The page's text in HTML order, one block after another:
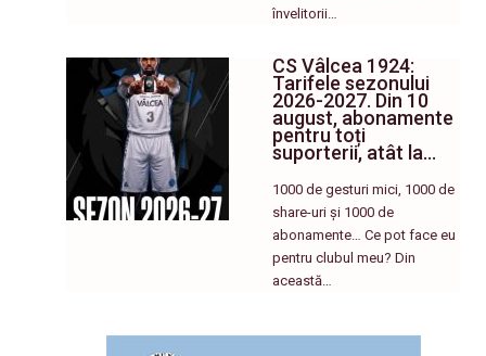
învelitorii…
CS Vâlcea 1924:
Tarifele sezonului
2026-2027. Din 10
august, abonamente
pentru toți
suporterii, atât la…
1000 de gesturi mici, 1000 de
share-uri și 1000 de
abonamente… Ce pot face eu
pentru clubul meu? Din
această…